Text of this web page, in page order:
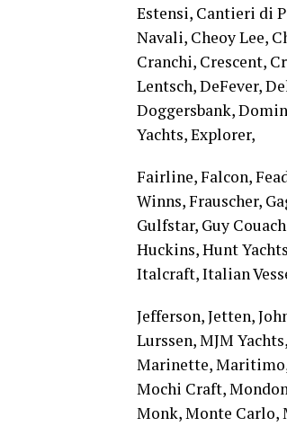
Estensi, Cantieri di
Navali, Cheoy Lee,
Cranchi, Crescent,
Lentsch, DeFever,
Doggersbank,
Yachts, Explorer,
Fairline, Falcon,
Winns, Frauscher,
Gulfstar, Guy
Huckins, Hunt
Italcraft, Italian
Jefferson, Jetten,
Lurssen, MJM
Marinette,
Mochi Craft,
Monk, Monte Carlo,